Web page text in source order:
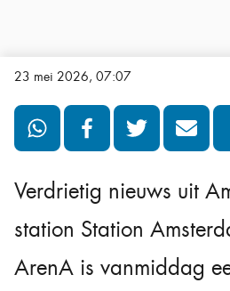
23 mei 2026, 07:07
Verdrietig nieuws uit
station Station
ArenA is vanmiddag